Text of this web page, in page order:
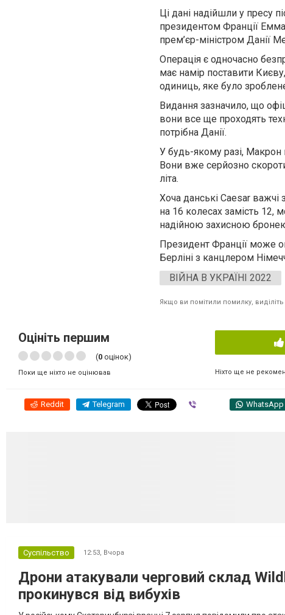
Ці дані надійшли у пресу
президентом Франції
прем’єр-міністром Данії
Операція є одночасно
має намір поставити
одиниць, яке було
Видання зазначило, що
вони все ще проходять
потрібна Данії.
У будь-якому разі, Макрон
Вони вже серйозно
літа.
Хоча данські Caesar важчі
на 16 колесах замість 12,
надійною захисною
Президент Франції може
Берліні з канцлером
ВІЙНА В УКРАЇНІ 2022
Якщо ви помітили помилку,
Оцініть першим
(0 оцінок)
Поки ще ніхто не оцінював Ніхто ще не
Reddit Telegram WhatsApp
Суспільство 12:53, Вчора
Дрони атакували черговий склад
прокинувся від вибухів